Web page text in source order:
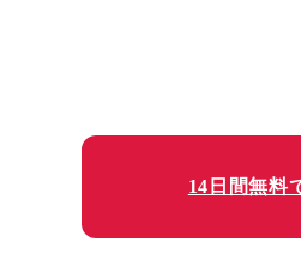
14日間無料